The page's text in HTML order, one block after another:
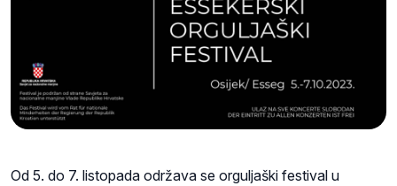
Od 5. do 7. listopada održava se orguljaški festival u